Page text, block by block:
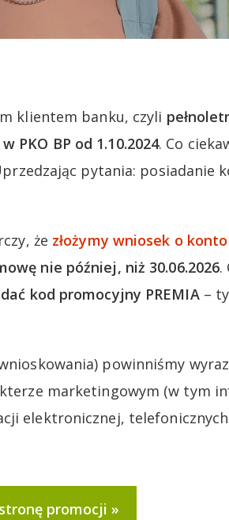
klientem banku, czyli
PKO BP od 1.10.2024. Co
pytania: posiadanie
że złożymy wniosek o
nie później, niż 30.06.2026.
kod promocyjny PREMIA–
powinniśmy
marketingowym (w tym
elektronicznej,
promocji